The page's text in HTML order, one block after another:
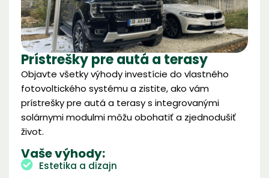
Prístrešky pre autá a terasy
Objavte všetky výhody investície do vlastného
fotovoltického systému a zistite, ako vám
prístrešky pre autá a terasy s integrovanými
solárnymi modulmi môžu obohatiť a zjednodušiť
život.
Vaše výhody:
Estetika a dizajn